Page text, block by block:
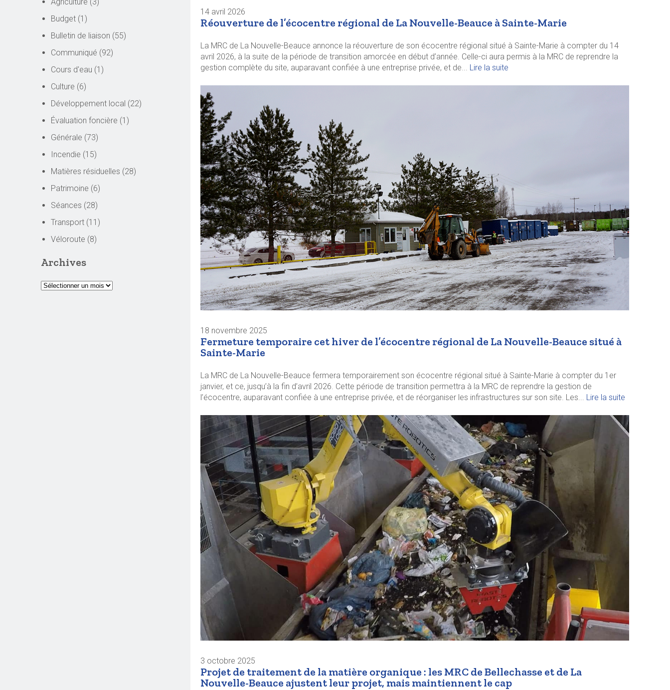
Budget (1)
Bulletin de liaison (55)
Communiqué (92)
Cours d'eau (1)
Culture (6)
Développement local (22)
Évaluation foncière (1)
Générale (73)
Incendie (15)
Matières résiduelles (28)
Patrimoine (6)
Séances (28)
Transport (11)
Véloroute (8)
Archives
14 avril 2026
Réouverture de l’écocentre régional de La Nouvelle-Beauce à Sainte-Marie
La MRC de La Nouvelle-Beauce annonce la réouverture de son écocentre régional situé à Sainte-Marie à compter du 14
avril 2026, à la suite de la période de transition amorcée en début d’année. Celle-ci aura permis à la MRC de reprendre la
gestion complète du site, auparavant confiée à une entreprise privée, et de... Lire la suite
18 novembre 2025
Fermeture temporaire cet hiver de l’écocentre régional de La Nouvelle-Beauce situé à
Sainte-Marie
La MRC de La Nouvelle-Beauce fermera temporairement son écocentre régional situé à Sainte-Marie à compter du 1er
janvier, et ce, jusqu’à la fin d’avril 2026. Cette période de transition permettra à la MRC de reprendre la gestion de
l’écocentre, auparavant confiée à une entreprise privée, et de réorganiser les infrastructures sur son site. Les... Lire la suite
3 octobre 2025
Projet de traitement de la matière organique : les MRC de Bellechasse et de La
Nouvelle-Beauce ajustent leur projet, mais maintiennent le cap